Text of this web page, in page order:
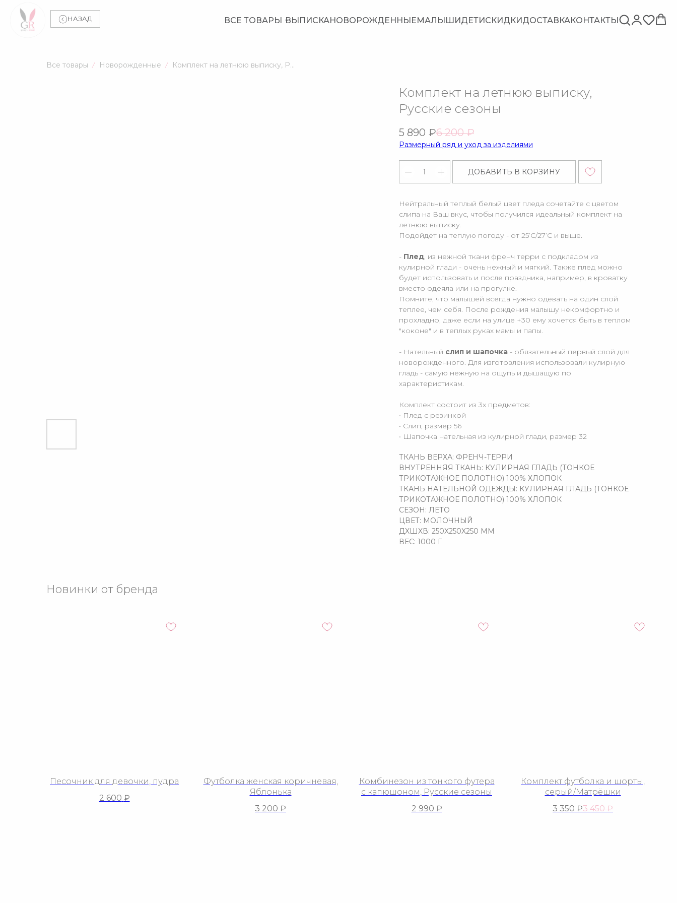
ВСЕ ТОВАРЫ ВЫПИСКАНОВОРОЖДЕННЫЕМАЛЫШИДЕТИСКИДКИДОСТАВКАКОНТАКТЫ
НАЗАД
Все товары Новорожденные Комплект на летнюю выписку, Русские сезоны
Комплект на летнюю выписку,
Русские сезоны
5 890 ₽6 200 ₽
Размерный ряд и уход за изделиями
ДОБАВИТЬ В КОРЗИНУ
Нейтральный теплый белый цвет пледа сочетайте с цветом
слипа на Ваш вкус, чтобы получился идеальный комплект на
летнюю выписку.
Подойдет на теплую погоду - от 25’С/27’С и выше.
- Плед, из нежной ткани френч терри с подкладом из
кулирной глади - очень нежный и мягкий. Также плед можно
будет использовать и после праздника, например, в кроватку
вместо одеяла или на прогулке.
Помните, что малышей всегда нужно одевать на один слой
теплее, чем себя. После рождения малышу некомфортно и
прохладно, даже если на улице +30 ему хочется быть в теплом
"коконе" и в теплых руках мамы и папы.
- Нательный слип и шапочка - обязательный первый слой для
новорожденного. Для изготовления использовали кулирную
гладь - самую нежную на ощупь и дышащую по
характеристикам.
Комплект состоит из 3х предметов:
• Плед с резинкой
• Слип, размер 56
• Шапочка нательная из кулирной глади, размер 32
ТКАНЬ ВЕРХА: ФРЕНЧ-ТЕРРИ
ВНУТРЕННЯЯ ТКАНЬ: КУЛИРНАЯ ГЛАДЬ (ТОНКОЕ
ТРИКОТАЖНОЕ ПОЛОТНО) 100% ХЛОПОК
ТКАНЬ НАТЕЛЬНОЙ ОДЕЖДЫ: КУЛИРНАЯ ГЛАДЬ (ТОНКОЕ
ТРИКОТАЖНОЕ ПОЛОТНО) 100% ХЛОПОК
СЕЗОН: ЛЕТО
ЦВЕТ: МОЛОЧНЫЙ
ДXШXВ: 250X250X250 ММ
ВЕС: 1000 Г
Новинки от бренда
Песочник для девочки, пудра
2 600 ₽
Футболка женская коричневая,
Яблонька
3 200 ₽
Комбинезон из тонкого футера
с капюшоном, Русские сезоны
2 990 ₽
Комплект футболка и шорты,
серый/Матрёшки
3 350 ₽3 450 ₽